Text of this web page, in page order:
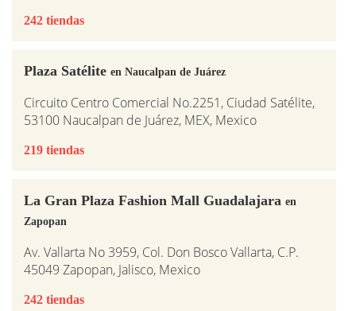
242 tiendas
Plaza Satélite en Naucalpan de Juárez
Circuito Centro Comercial No.2251, Ciudad Satélite,
53100 Naucalpan de Juárez, MEX, Mexico
219 tiendas
La Gran Plaza Fashion Mall Guadalajara en
Zapopan
Av. Vallarta No 3959, Col. Don Bosco Vallarta, C.P.
45049 Zapopan, Jalisco, Mexico
242 tiendas